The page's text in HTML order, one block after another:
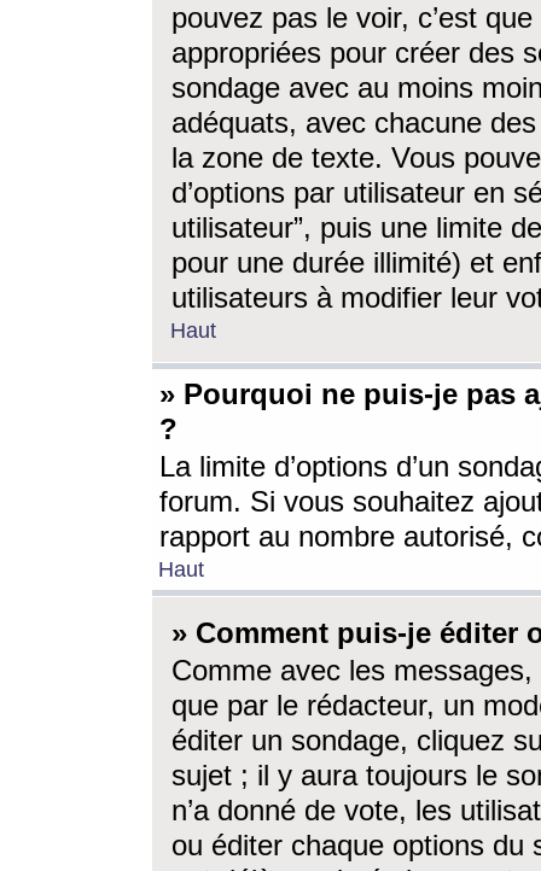
pouvez pas le voir, c’est
appropriées pour créer des
sondage avec au moins
adéquats, avec chacune
la zone de texte. Vous
d’options par utilisateur en
utilisateur”, puis une limite
pour une durée illimité) et
utilisateurs à modifier leur
Haut
» Pourquoi ne puis-je pas
?
La limite d’options d’un
forum. Si vous souhaitez
rapport au nombre autorisé,
Haut
» Comment puis-je éditer
Comme avec les
que par le rédacteur, un
éditer un sondage, cliquez
sujet ; il y aura toujours le
n’a donné de vote, les
ou éditer chaque options du